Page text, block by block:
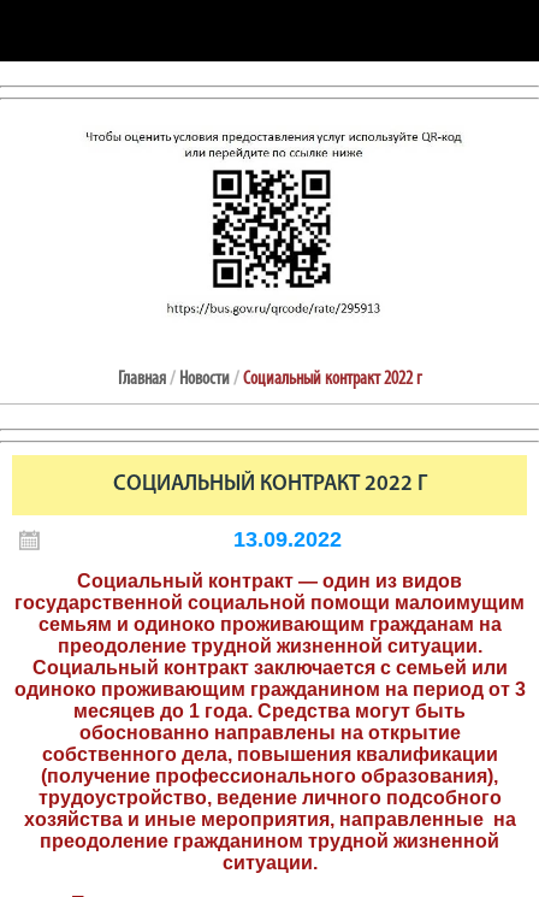
Главная / Новости / Социальный контракт 2022 г
СОЦИАЛЬНЫЙ КОНТРАКТ 2022 Г
13.09.2022
Социальный контракт — один из видов
государственной социальной помощи малоимущим
семьям и одиноко проживающим гражданам на
преодоление трудной жизненной ситуации.
Социальный контракт заключается с семьей или
одиноко проживающим гражданином на период от 3
месяцев до 1 года. Средства могут быть
обоснованно направлены на открытие
собственного дела, повышения квалификации
(получение профессионального образования),
трудоустройство, ведение личного подсобного
хозяйства и иные мероприятия, направленные на
преодоление гражданином трудной жизненной
ситуации.